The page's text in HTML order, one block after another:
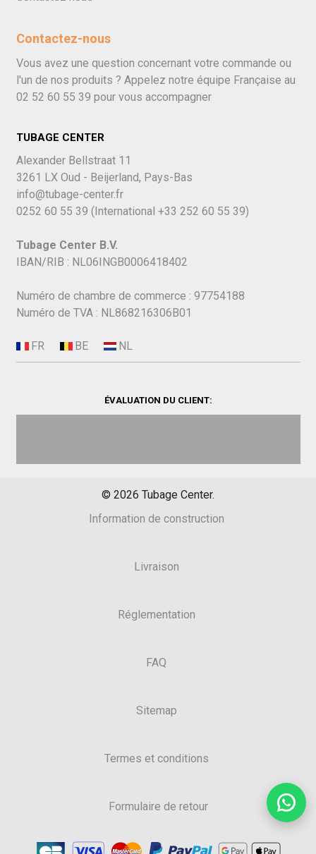
Contactez-nous
Vous avez une question concernant votre commande ou
l'un de nos produits ? Appelez notre équipe Française au
02 52 60 55 39 pour vous accompagner
TUBAGE CENTER
Alexander Bellstraat 11
3261 LX Oud - Beijerland, Pays-Bas
info@tubage-center.fr
0252 60 55 39 (International +33 252 60 55 39)
Tubage Center B.V.
IBAN/RIB : NL06INGB0006418402
Numéro de chambre de commerce : 97754188
Numéro de TVA : NL868216306B01
ÉVALUATION DU CLIENT:
© 2026 Tubage Center.
Information de construction
Livraison
Réglementation
FAQ
Sitemap
Termes et conditions
Formulaire de retour